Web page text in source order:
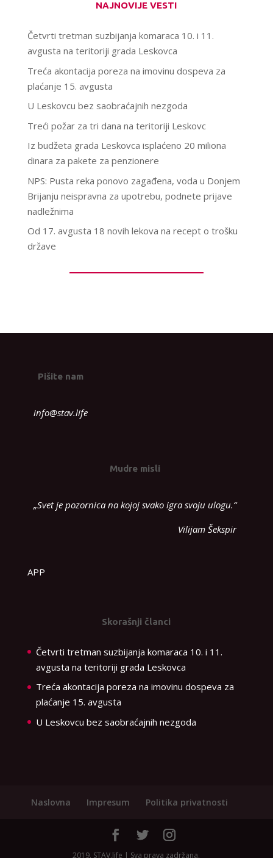
NAJNOVIJE VESTI
Četvrti tretman suzbijanja komaraca 10. i 11.
avgusta na teritoriji grada Leskovca
Treća akontacija poreza na imovinu dospeva za
plaćanje 15. avgusta
U Leskovcu bez saobraćajnih nezgoda
Treći požar za tri dana na teritoriji Leskovc
Iz budžeta grada Leskovca isplaćeno 20 miliona
dinara za pakete za penzionere
NPS: Pusta reka ponovo zagađena, voda u Donjem
Brijanju neispravna za upotrebu, podnete prijave
nadležnima
Od 17. avgusta 18 novih lekova na recept o trošku
države
Pišite nam
info@stav.life
Mudre misli
„Svet je pozornica na kojoj svako igra svoju ulogu.“
Vilijam Šekspir
APP
Skorašnji članci
Četvrti tretman suzbijanja komaraca 10. i 11.
avgusta na teritoriji grada Leskovca
Treća akontacija poreza na imovinu dospeva za
plaćanje 15. avgusta
U Leskovcu bez saobraćajnih nezgoda
Naslovna Impresum Politika privatnosti
2019. STAV.life | Sva prava zadržana.